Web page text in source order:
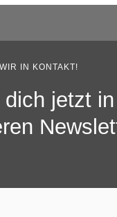
IN KONTAKT!
dich jetzt in